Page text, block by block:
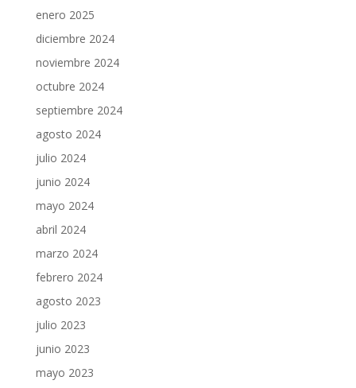
enero 2025
diciembre 2024
noviembre 2024
octubre 2024
septiembre 2024
agosto 2024
julio 2024
junio 2024
mayo 2024
abril 2024
marzo 2024
febrero 2024
agosto 2023
julio 2023
junio 2023
mayo 2023